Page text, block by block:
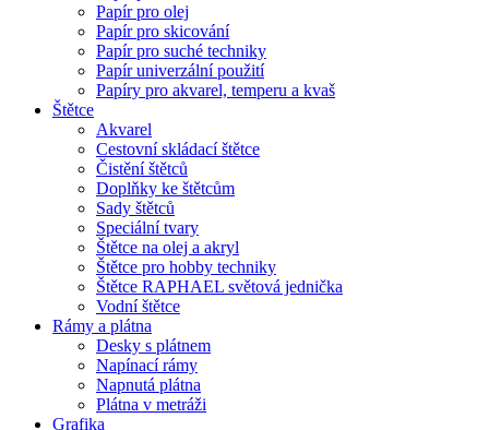
Papír pro olej
Papír pro skicování
Papír pro suché techniky
Papír univerzální použití
Papíry pro akvarel, temperu a kvaš
Štětce
Akvarel
Cestovní skládací štětce
Čistění štětců
Doplňky ke štětcům
Sady štětců
Speciální tvary
Štětce na olej a akryl
Štětce pro hobby techniky
Štětce RAPHAEL světová jednička
Vodní štětce
Rámy a plátna
Desky s plátnem
Napínací rámy
Napnutá plátna
Plátna v metráži
Grafika